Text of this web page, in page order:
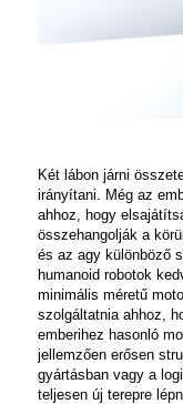
Két lábon járni
irányítani. Még az
ahhoz, hogy
összehangolják a
és az agy különböző
humanoid robotok
minimális méretű
szolgáltatnia ahhoz,
emberihez hasonló
jellemzően erősen
gyártásban vagy a
teljesen új terepre